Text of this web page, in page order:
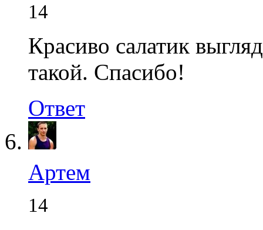
14
Красиво салатик
такой. Спасибо!
Ответ
Артем
14